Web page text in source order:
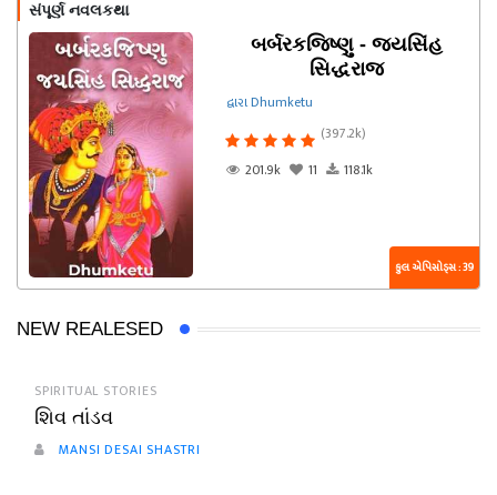
સંપૂર્ણ નવલકથા
બર્બરકજિષ્ણુ - જયસિંહ
સિદ્ધરાજ
દ્વારા Dhumketu
(397.2k)
201.9k
11 118.1k
કુલ એપિસોડ્સ : 39
NEW REALESED
SPIRITUAL STORIES
શિવ તાંડવ
MANSI DESAI SHASTRI